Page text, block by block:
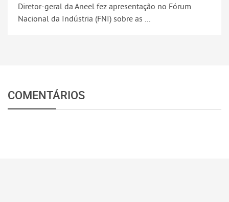
Diretor-geral da Aneel fez apresentação no Fórum
Nacional da Indústria (FNI) sobre as ...
COMENTÁRIOS